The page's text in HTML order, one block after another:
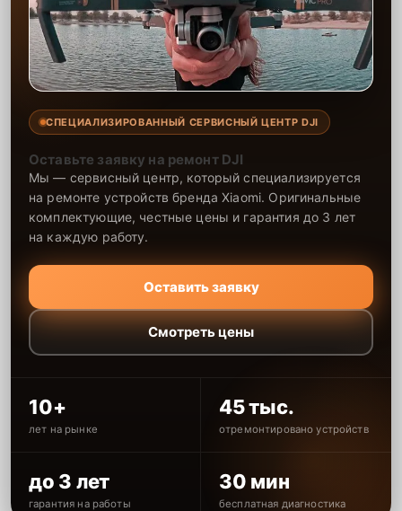
СПЕЦИАЛИЗИРОВАННЫЙ СЕРВИСНЫЙ ЦЕНТР DJI
Оставьте заявку на ремонт DJI
Мы — сервисный центр, который специализируется
на ремонте устройств бренда Xiaomi. Оригинальные
комплектующие, честные цены и гарантия до 3 лет
на каждую работу.
Оставить заявку
Смотреть цены
10+
лет на рынке
45 тыс.
отремонтировано устройств
до 3 лет
гарантия на работы
30 мин
бесплатная диагностика